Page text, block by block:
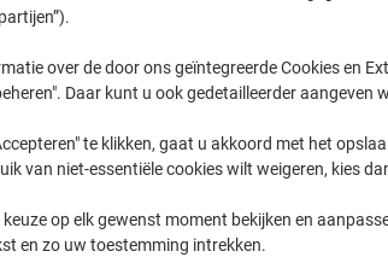
gekochte cartridges te tonen
IR Advance C
op:
over de door ons geïntegreerde Cookies en
Daar kunt u ook gedetailleerder aangeven
te klikken, gaat u akkoord met het
van niet-essentiële cookies wilt weigeren, kies
op elk gewenst moment bekijken en
en zo uw toestemming intrekken.